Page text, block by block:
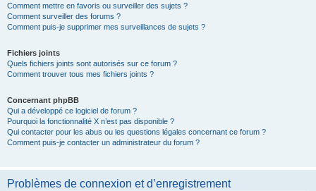
Comment mettre en favoris ou surveiller des sujets ?
Comment surveiller des forums ?
Comment puis-je supprimer mes surveillances de sujets ?
Fichiers joints
Quels fichiers joints sont autorisés sur ce forum ?
Comment trouver tous mes fichiers joints ?
Concernant phpBB
Qui a développé ce logiciel de forum ?
Pourquoi la fonctionnalité X n’est pas disponible ?
Qui contacter pour les abus ou les questions légales concernant ce forum ?
Comment puis-je contacter un administrateur du forum ?
Problèmes de connexion et d’enregistrement